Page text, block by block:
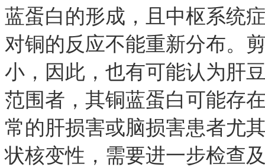
蓝蛋白的形成，且中枢系统
对铜的反应不能重新分布。
小，因此，也有可能认为肝
范围者，其铜蓝蛋白可能存
常的肝损害或脑损害患者尤
状核变性，需要进一步检查